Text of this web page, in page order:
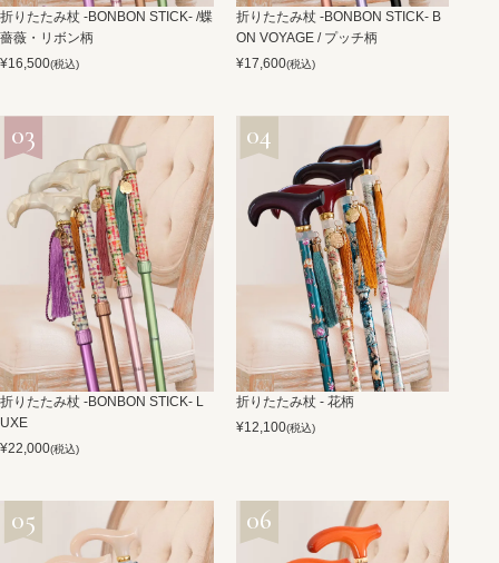
折りたたみ杖 -BONBON STICK- /蝶
薔薇・リボン柄
¥16,500(税込)
折りたたみ杖 -BONBON STICK- B
ON VOYAGE / プッチ柄
¥17,600(税込)
折りたたみ杖 -BONBON STICK- L
UXE
¥22,000(税込)
折りたたみ杖 - 花柄
¥12,100(税込)